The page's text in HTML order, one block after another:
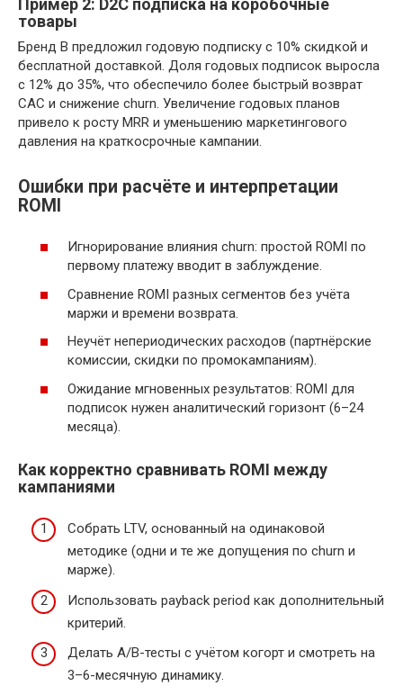
товары
Бренд B предложил годовую подписку с 10% скидкой и
бесплатной доставкой. Доля годовых подписок выросла
с 12% до 35%, что обеспечило более быстрый возврат
CAC и снижение churn. Увеличение годовых планов
привело к росту MRR и уменьшению маркетингового
давления на краткосрочные кампании.
Ошибки при расчёте и интерпретации
ROMI
Игнорирование влияния churn: простой ROMI по
первому платежу вводит в заблуждение.
Сравнение ROMI разных сегментов без учёта
маржи и времени возврата.
Неучёт непериодических расходов (партнёрские
комиссии, скидки по промокампаниям).
Ожидание мгновенных результатов: ROMI для
подписок нужен аналитический горизонт (6–24
месяца).
Как корректно сравнивать ROMI между
кампаниями
Собрать LTV, основанный на одинаковой
методике (одни и те же допущения по churn и
марже).
Использовать payback period как дополнительный
критерий.
Делать A/B-тесты с учётом когорт и смотреть на
3–6-месячную динамику.